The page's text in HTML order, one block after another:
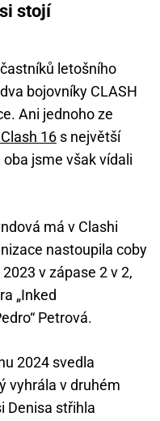
stojí
letošního
bojovníky CLASH
Ani jednoho ze
16 s největší
jsme však vídali
má v Clashi
nastoupila coby
v zápase 2 v 2,
„Inked
Petrová.
2024 svedla
vyhrála v druhém
Denisa střihla